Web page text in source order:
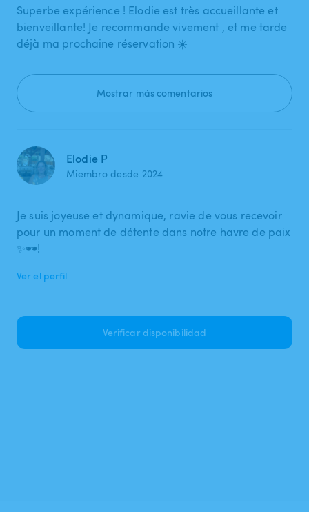
Superbe expérience ! Elodie est très accueillante et
bienveillante! Je recommande vivement , et me tarde
déjà ma prochaine réservation ☀️
Mostrar más comentarios
Elodie P
Miembro desde 2024
Je suis joyeuse et dynamique, ravie de vous recevoir
pour un moment de détente dans notre havre de paix
✨🕶️!
Ver el perfil
Verificar disponibilidad